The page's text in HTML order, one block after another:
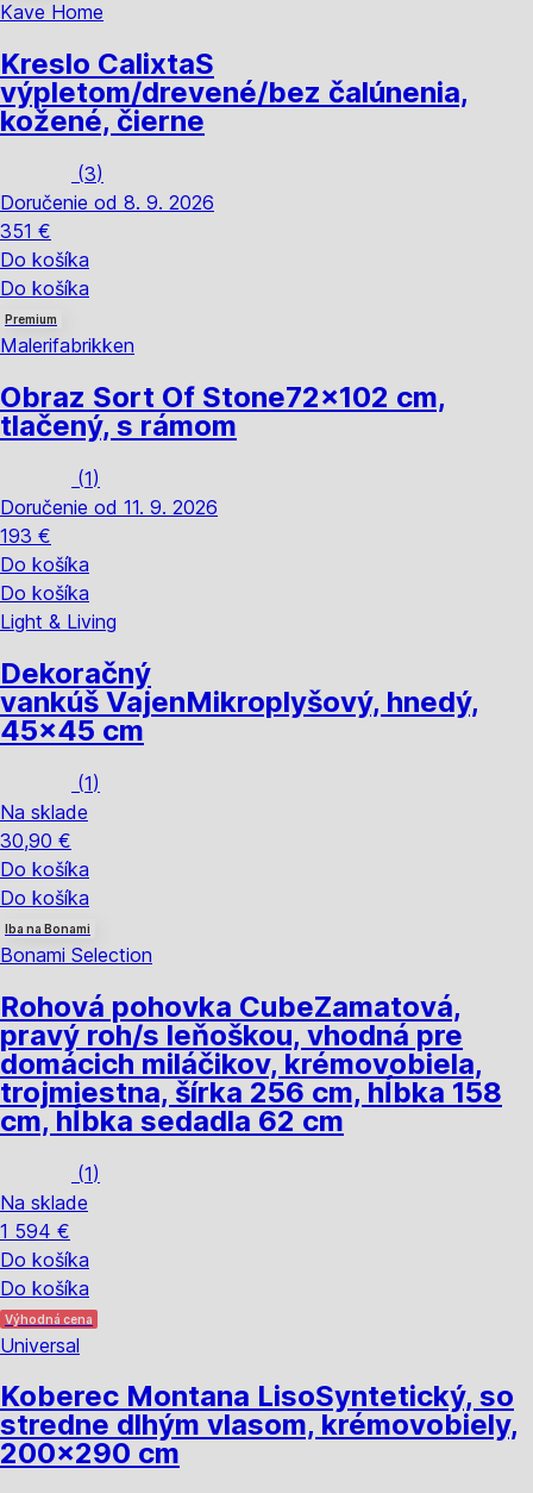
Kave Home
Kreslo CalixtaS
výpletom/drevené/bez čalúnenia,
kožené, čierne
(3)
Doručenie od 8. 9. 2026
351 €
Do košíka
Do košíka
Premium
Malerifabrikken
Obraz Sort Of Stone72x102 cm,
tlačený, s rámom
(1)
Doručenie od 11. 9. 2026
193 €
Do košíka
Do košíka
Light & Living
Dekoračný
vankúš VajenMikroplyšový, hnedý,
45x45 cm
(1)
Na sklade
30,90 €
Do košíka
Do košíka
Iba na Bonami
Bonami Selection
Rohová pohovka CubeZamatová,
pravý roh/s leňoškou, vhodná pre
domácich miláčikov, krémovobiela,
trojmiestna, šírka 256 cm, hĺbka 158
cm, hĺbka sedadla 62 cm
(1)
Na sklade
1 594 €
Do košíka
Do košíka
Výhodná cena
Universal
Koberec Montana LisoSyntetický, so
stredne dlhým vlasom, krémovobiely,
200x290 cm